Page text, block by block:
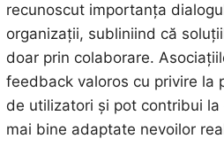
recunoscut importanța
organizații, subliniind că
doar prin colaborare.
feedback valoros cu privire la
de utilizatori și pot contribui
mai bine adaptate nevoilor